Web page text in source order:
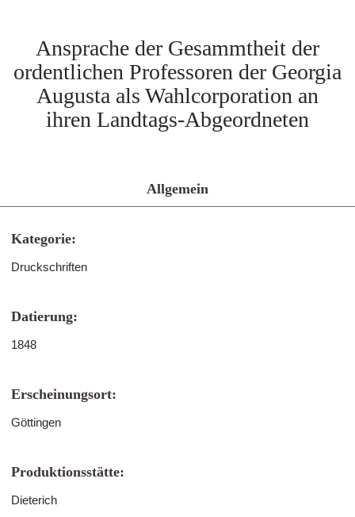
Ansprache der Gesammtheit der
ordentlichen Professoren der Georgia
Augusta als Wahlcorporation an
ihren Landtags-Abgeordneten
Allgemein
Kategorie:
Druckschriften
Datierung:
1848
Erscheinungsort:
Göttingen
Produktionsstätte:
Dieterich